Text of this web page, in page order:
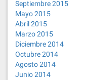
Septiembre 2015
Mayo 2015
Abril 2015
Marzo 2015
Diciembre 2014
Octubre 2014
Agosto 2014
Junio 2014